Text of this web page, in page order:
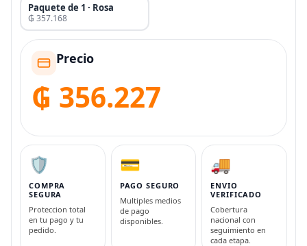
Paquete de 1 · Rosa
₲ 357.168
Precio
₲ 356.227
🛡️
COMPRA
SEGURA
Proteccion total
en tu pago y tu
pedido.
💳
PAGO SEGURO
Multiples medios
de pago
disponibles.
🚚
ENVIO
VERIFICADO
Cobertura
nacional con
seguimiento en
cada etapa.